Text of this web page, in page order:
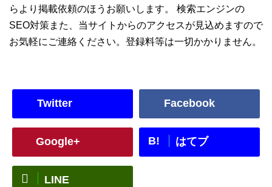
らより掲載依頼のほうお願いします。 検索エンジンの
SEO対策また、当サイトからのアクセスが見込めますので
お気軽にご連絡ください。登録料等は一切かかりません。
Twitter Facebook
Google+ B! はてブ
LINE